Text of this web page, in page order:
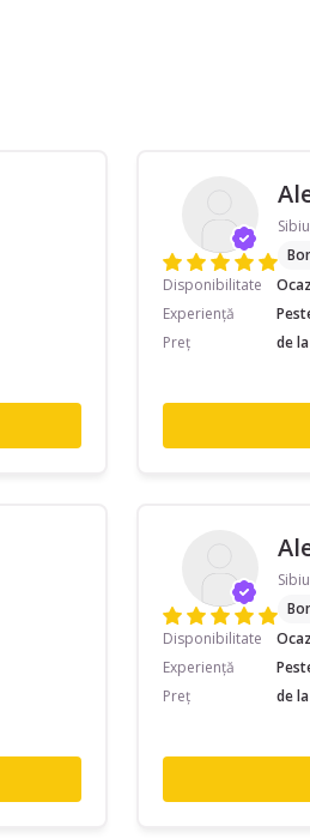
Disponibilitate
Experiență
Preț
de
Disponibilitate
Experiență
Preț
de